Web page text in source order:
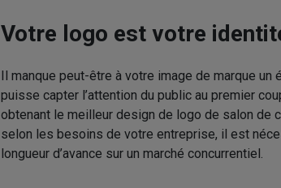
Votre logo est votre
Il manque peut-être à votre image de marque
puisse capter l’attention du public au premier
obtenant le meilleur design de logo de salon de
selon les besoins de votre entreprise, il est
longueur d’avance sur un marché concurrentiel.